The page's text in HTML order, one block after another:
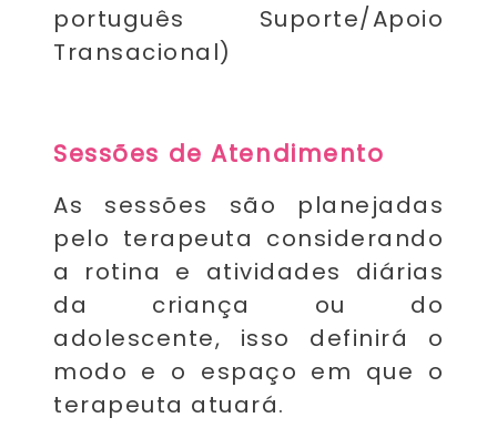
português Suporte/Apoio
Transacional)
Sessões de Atendimento
As sessões são planejadas
pelo terapeuta considerando
a rotina e atividades diárias
da criança ou do
adolescente, isso definirá o
modo e o espaço em que o
terapeuta atuará.